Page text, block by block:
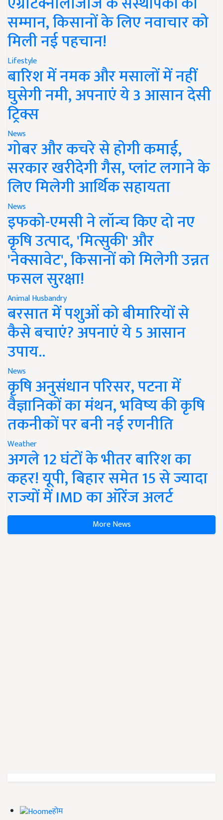
सम्मान, किसानों के लिए नवाचार को
मिली नई पहचान!
Lifestyle
बारिश में नमक और मसालों में नहीं
घुसेगी नमी, अपनाएं ये 3 आसान देसी
ट्रिक्स
News
गोबर और कचरे से होगी कमाई,
सरकार खरीदेगी गैस, प्लांट लगाने के
लिए मिलेगी आर्थिक सहायता
News
इफको-एमसी ने लॉन्च किए दो नए
कृषि उत्पाद, 'मित्सुकी' और
'नेक्सावेट', किसानों को मिलेगी उन्नत
फसल सुरक्षा!
Animal Husbandry
बरसात में पशुओं को बीमारियों से
कैसे बचाएं? अपनाएं ये 5 आसान
उपाय..
News
कृषि अनुसंधान परिसर, पटना में
वैज्ञानिकों का मंथन, भविष्य की कृषि
तकनीकों पर बनी नई रणनीति
Weather
अगले 12 घंटों के भीतर बारिश का
कहर! यूपी, बिहार समेत 15 से ज्यादा
राज्यों में IMD का ऑरेंज अलर्ट
More News
होम